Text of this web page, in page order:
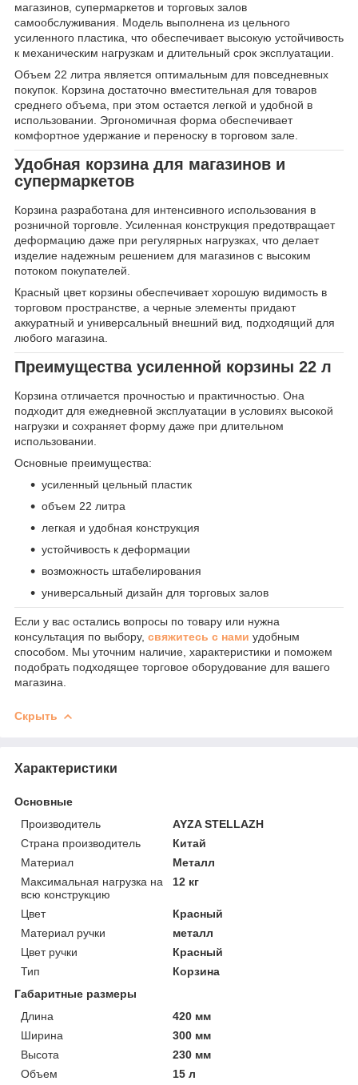
магазинов, супермаркетов и торговых залов
самообслуживания. Модель выполнена из цельного
усиленного пластика, что обеспечивает высокую устойчивость
к механическим нагрузкам и длительный срок эксплуатации.
Объем 22 литра является оптимальным для повседневных
покупок. Корзина достаточно вместительная для товаров
среднего объема, при этом остается легкой и удобной в
использовании. Эргономичная форма обеспечивает
комфортное удержание и переноску в торговом зале.
Удобная корзина для магазинов и
супермаркетов
Корзина разработана для интенсивного использования в
розничной торговле. Усиленная конструкция предотвращает
деформацию даже при регулярных нагрузках, что делает
изделие надежным решением для магазинов с высоким
потоком покупателей.
Красный цвет корзины обеспечивает хорошую видимость в
торговом пространстве, а черные элементы придают
аккуратный и универсальный внешний вид, подходящий для
любого магазина.
Преимущества усиленной корзины 22 л
Корзина отличается прочностью и практичностью. Она
подходит для ежедневной эксплуатации в условиях высокой
нагрузки и сохраняет форму даже при длительном
использовании.
Основные преимущества:
усиленный цельный пластик
объем 22 литра
легкая и удобная конструкция
устойчивость к деформации
возможность штабелирования
универсальный дизайн для торговых залов
Если у вас остались вопросы по товару или нужна
консультация по выбору, свяжитесь с нами удобным
способом. Мы уточним наличие, характеристики и поможем
подобрать подходящее торговое оборудование для вашего
магазина.
Скрыть
Характеристики
Основные
Производитель
AYZA STELLAZH
Страна производитель
Китай
Материал
Металл
Максимальная нагрузка на
всю конструкцию
12 кг
Цвет
Красный
Материал ручки
металл
Цвет ручки
Красный
Тип
Корзина
Габаритные размеры
Длина
420 мм
Ширина
300 мм
Высота
230 мм
Объем
15 л